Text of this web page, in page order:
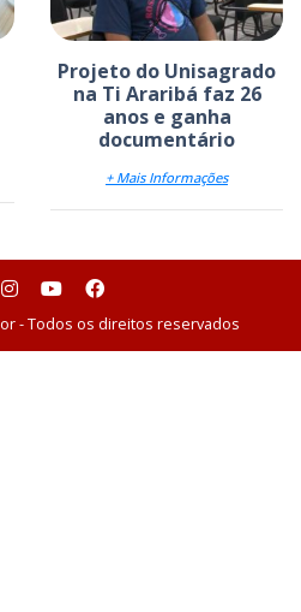
Projeto do Unisagrado
na Ti Araribá faz 26
anos e ganha
documentário
+ Mais Informações
- Todos os direitos reservados